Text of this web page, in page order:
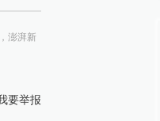
澎湃新
要举报